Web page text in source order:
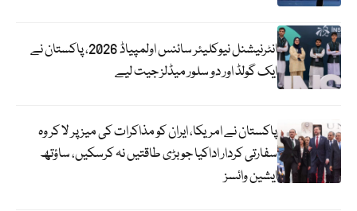
انٹرنیشنل نیوکلیئر سائنس اولمپیاڈ 2026، پاکستان نے
ایک گولڈ اور دو سلور میڈلز جیت لیے
پاکستان نے امریکا، ایران کو مذاکرات کی میز پر لا کر وہ
سفارتی کردار اداکیا جو بڑی طاقتیں نہ کرسکیں، ساؤتھ
ایشین وائسز